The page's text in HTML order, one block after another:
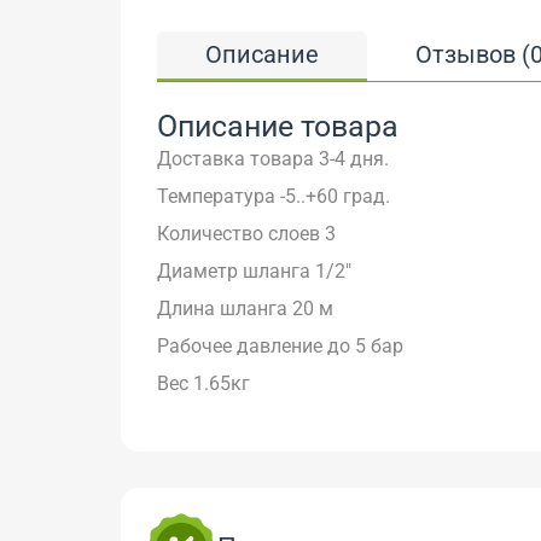
Описание Отзывов
Описание товара
Доставка товара 3-4 дня.
Температура -5..+60 град.
Количество слоев 3
Диаметр шланга 1/2"
Длина шланга 20 м
Рабочее давление до 5 бар
Вес 1.65кг